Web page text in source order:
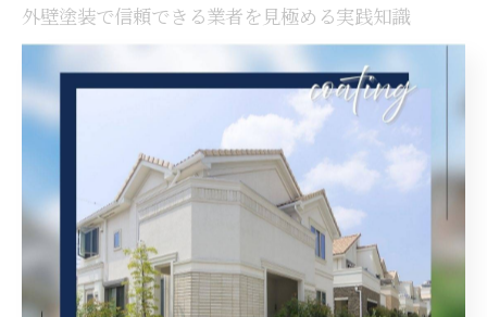
外壁塗装で信頼できる業者を見極める実践知識
信頼できる外壁塗装業者を選ぶには、実践的な見極めポ
イントが役立ちます。具体的には、施工実績の提示、資
格や許可の有無、アフターサポート体制の説明などが挙
げられます。理由は、これらが業者の誠実さや技術力の
裏付けになるからです。例えば、過去の施工例や口コミ
を確認し、定期的な点検やメンテナンス対応の有無も確
認しましょう。こうした実践知識を活かし、安心して任
せられる業者を選びましょう。